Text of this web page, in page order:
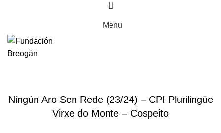
Menu
Ningún Aro Sen Rede (23/24) – CPI Plurilingüe
Virxe do Monte – Cospeito